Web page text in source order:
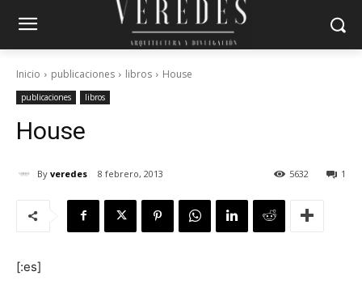
Inicio publicaciones libros House
publicaciones libros
House
By veredes 8 febrero, 2013 1
5632
[:es]